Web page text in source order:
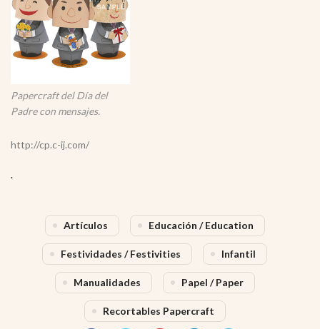
Papercraft del Día del
Padre con mensajes.
http://cp.c-ij.com/
.
Artículos Educación / Education
Festividades / Festivities Infantil
Manualidades Papel / Paper
Recortables Papercraft